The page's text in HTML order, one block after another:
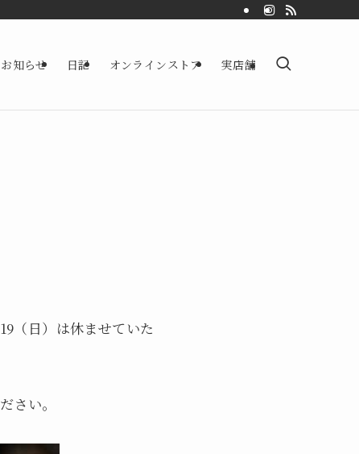
お知らせ 日記 オンラインストア 実店舗
（日）は休ませていた
さい。